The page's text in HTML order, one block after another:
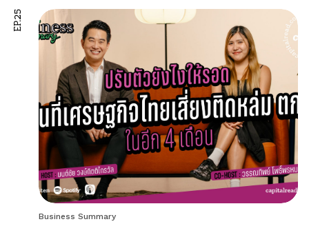
Business Summary
EP.25